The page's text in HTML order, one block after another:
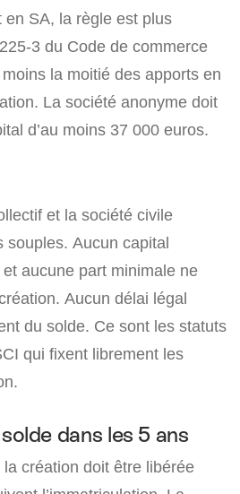
en SA, la règle est plus
3 du Code de commerce
la moitié des apports en
La société anonyme doit
d’au moins 37 000 euros.
et la société civile
souples. Aucun capital
et aucune part minimale ne
Aucun délai légal
du solde. Ce sont les statuts
qui fixent librement les
dans les 5 ans
création doit être libérée